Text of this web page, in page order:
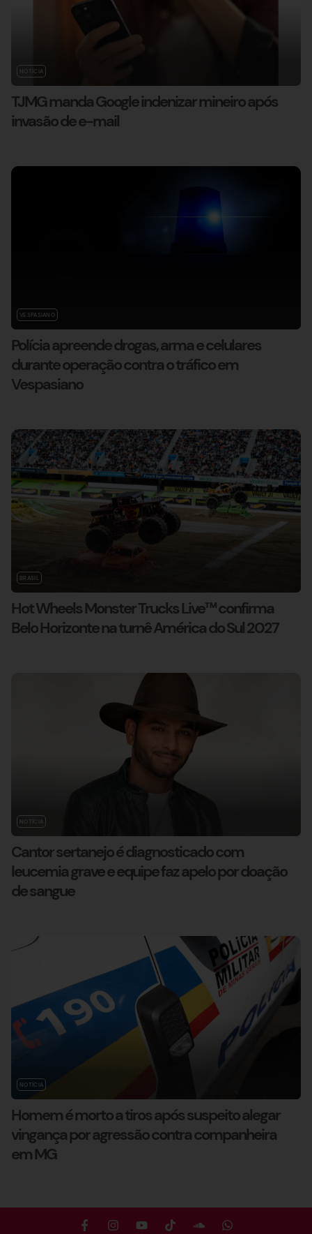
NOTÍCIA
TJMG manda Google indenizar mineiro após
invasão de e-mail
VESPASIANO
Polícia apreende drogas, arma e celulares
durante operação contra o tráfico em
Vespasiano
BRASIL
Hot Wheels Monster Trucks Live™ confirma
Belo Horizonte na turnê América do Sul 2027
NOTÍCIA
Cantor sertanejo é diagnosticado com
leucemia grave e equipe faz apelo por doação
de sangue
NOTÍCIA
Homem é morto a tiros após suspeito alegar
vingança por agressão contra companheira
em MG